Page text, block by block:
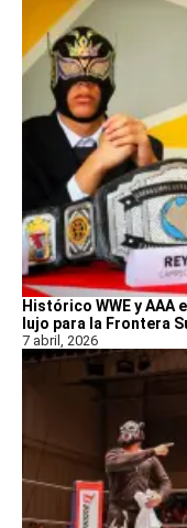
Histórico WWE y AAA
lujo para la Frontera
7 abril, 2026